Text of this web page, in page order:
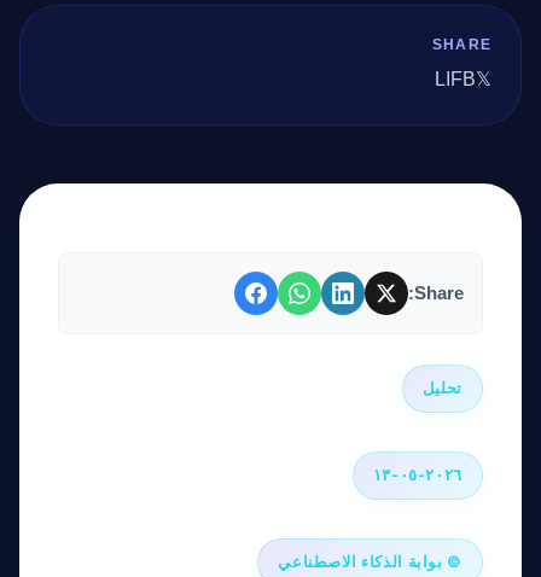
SHARE
𝕏
FB
LI
Share:
تحليل
٢٠٢٦-٠٥-١٣
© بوابة الذكاء الاصطناعي